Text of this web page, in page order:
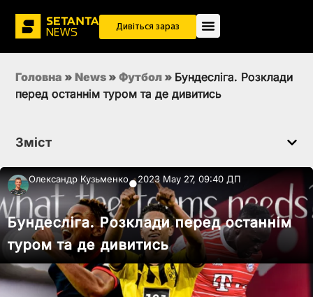
Дивіться зараз
Головна » News » Футбол » Бундесліга. Розклади
перед останнім туром та де дивитись
Зміст
Олександр Кузьменко●2023 May 27, 09:40 ДП
Бундесліга. Розклади перед останнім
туром та де дивитись